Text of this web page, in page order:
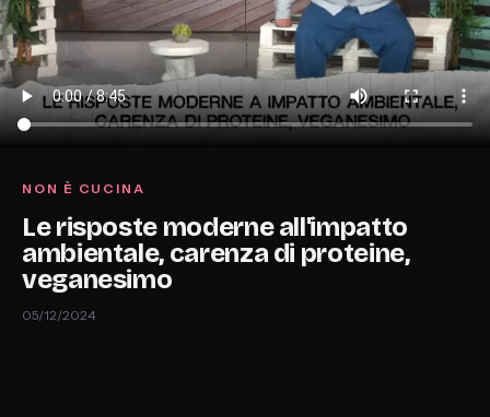
NON È CUCINA
Le risposte moderne all'impatto
ambientale, carenza di proteine,
veganesimo
05/12/2024